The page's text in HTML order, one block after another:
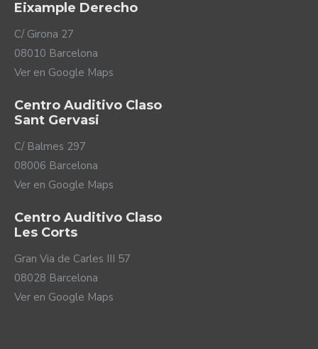
Una completa gama de
Para disfrutar de tu AquaCase, Advanced Bionics pone
longitudes de cables acuáticos (ambos imprescindibles
para escuchar en el agua). Además, también te ofrece
dos maneras de llevarlo puesto: un clip que mantendrá
un cordón para llevarlo colgado al cuello. Con estos
accesorios, AquaCase se adapta a tus necesidades sin
Eixample Derecho
C/ Girona 27
08010 Barcelona
Ver en Google Maps
Centro Auditivo Claso
Sant Gervasi
C/ Balmes 297
08006 Barcelona
Ver en Google Maps
Centro Auditivo Claso
Les Corts
Gran Via de Carles III 57
08028 Barcelona
Ver en Google Maps